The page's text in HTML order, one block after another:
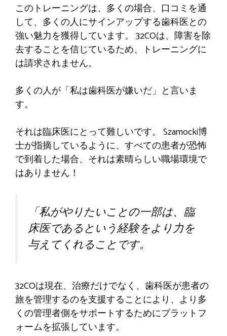
このトレーニングは、多くの場合、口コミを通
して、多くの人にサインアップする歯科医との
強い魅力を獲得しています。 32COは、障害を除
去することを信じているため、トレーニングに
は請求されません。
多くの人が「私は歯科医が嫌いだ」と言いま
す。
それは臨床医にとって難しいです。 Szamocki博
士が指摘しているように、すべての患者が恐怖
で到着した場合、それは素晴らしい職場環境で
はありません！
「私がやりたいことの一部は、臨
床医であるという経験をより力を
与えてくれることです。
32COは現在、治療だけでなく、歯科医が患者の
旅を管理するのを支援することにより、より多
くの管理者側をサポートするためにプラットフ
ォームを拡張しています。